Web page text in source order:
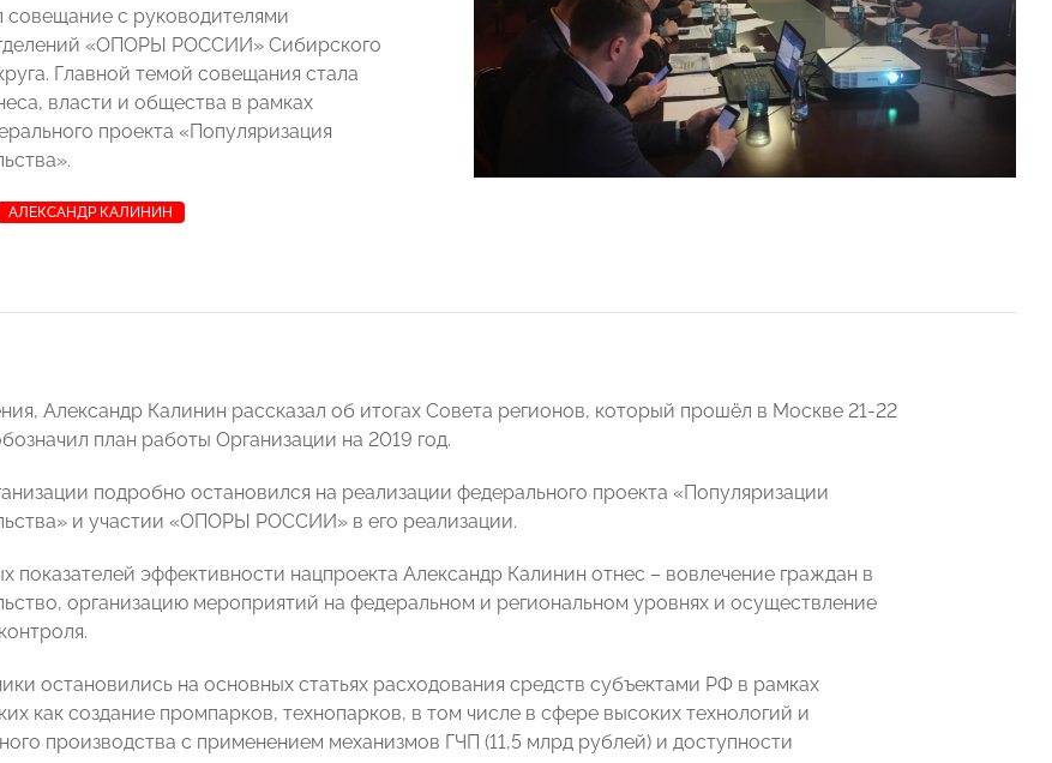
совещание с руководителями
«ОПОРЫ РОССИИ» Сибирского
Главной темой совещания стала
власти и общества в рамках
проекта «Популяризация
АЛЕКСАНДР КАЛИНИН
Александр Калинин рассказал об итогах Совета регионов, который прошёл в Москве 21-22
план работы Организации на 2019 год.
подробно остановился на реализации федерального проекта «Популяризации
и участии «ОПОРЫ РОССИИ» в его реализации.
показателей эффективности нацпроекта Александр Калинин отнес – вовлечение граждан в
организацию мероприятий на федеральном и региональном уровнях и осуществление
остановились на основных статьях расходования средств субъектами РФ в рамках
как создание промпарков, технопарков, в том числе в сфере высоких технологий и
производства с применением механизмов ГЧП (11,5 млрд рублей) и доступности